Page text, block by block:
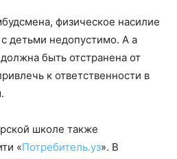
физическое насилие
детьми недопустимо. А а
быть отстранена от
к ответственности в
школе также
«Потребитель.уз». В